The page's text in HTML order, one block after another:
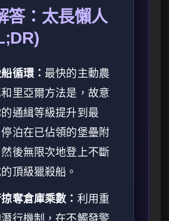
答：太長懶人
循環：最快的主動農
里亞爾方法是，故意
通緝等級提升到最
泊在已佔領的堡壘附
後無限次地登上不斷
頂級獵殺船。
奪倉庫乘數： 利用重